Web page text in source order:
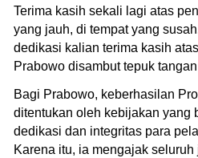
Terima kasih sekali lagi atas
yang jauh, di tempat yang
dedikasi kalian terima kasih
Prabowo disambut tepuk
Bagi Prabowo, keberhasilan
ditentukan oleh kebijakan yang
dedikasi dan integritas para
Karena itu, ia mengajak